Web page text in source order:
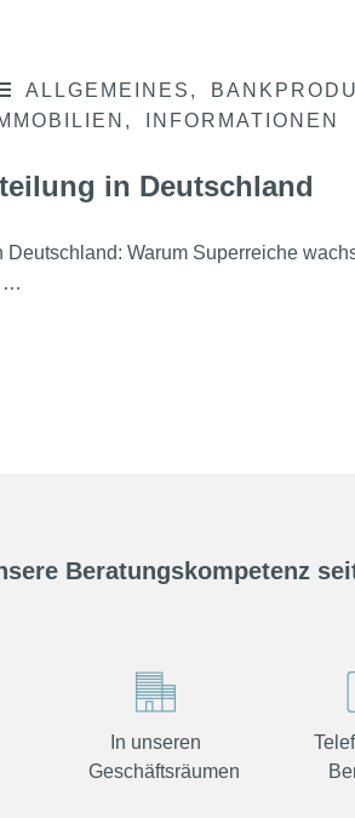
ALLGEMEINES
INFORMATIONEN
in Deutschland
Deutschland: Warum Superreiche
…
Beratungskompetenz
In unseren
Geschäftsräumen